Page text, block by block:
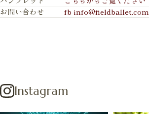
お問い合わせ
fb-info@fieldballet.com
Instagram